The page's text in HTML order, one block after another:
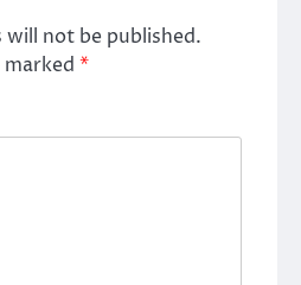
will not be published.
marked *